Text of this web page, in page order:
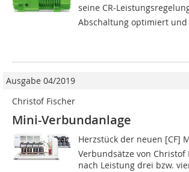
seine CR-
Abschaltung optimiert
Ausgabe 04/2019
Christof Fischer
Mini-Verbundanlage
Herzstück der neuen [CF]
Verbundsätze von Christof
nach Leistung drei bzw. vier